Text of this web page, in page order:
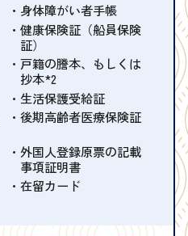
身体障がい者手帳
健康保険証（船員保険
証）
戸籍の謄本、もしくは
抄本*2
生活保護受給証
後期高齢者医療保険証
外国人登録原票の記載
事項証明書
在留カード